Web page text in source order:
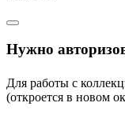
Нужно
Для работы с
(откроется в новом